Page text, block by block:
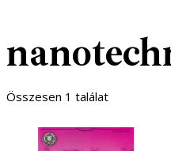
Összesen 1 találat